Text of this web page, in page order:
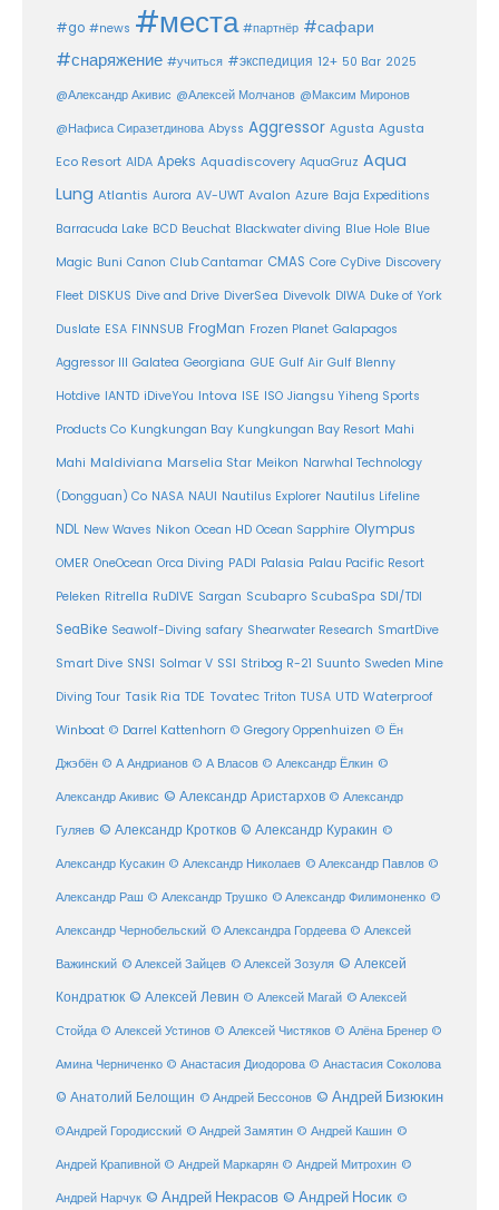
#go #news #места #партнёр #сафари
#снаряжение #учиться #экспедиция 12+ 50 Bar 2025
@Александр Акивис @Алексей Молчанов @Максим Миронов
@Нафиса Сиразетдинова Abyss Aggressor Agusta Agusta
Eco Resort AIDA Apeks Aquadiscovery AquaGruz Aqua
Lung Atlantis Aurora AV-UWT Avalon Azure Baja Expeditions
Barracuda Lake BCD Beuchat Blackwater diving Blue Hole Blue
Magic Buni Canon Club Cantamar CMAS Core CyDive Discovery
Fleet DISKUS Dive and Drive DiverSea Divevolk DIWA Duke of York
Duslate ESA FINNSUB FrogMan Frozen Planet Galapagos
Aggressor III Galatea Georgiana GUE Gulf Air Gulf Blenny
Hotdive IANTD iDiveYou Intova ISE ISO Jiangsu Yiheng Sports
Products Co Kungkungan Bay Kungkungan Bay Resort Mahi
Mahi Maldiviana Marselia Star Meikon Narwhal Technology
(Dongguan) Co NASA NAUI Nautilus Explorer Nautilus Lifeline
NDL New Waves Nikon Ocean HD Ocean Sapphire Olympus
OMER OneOcean Orca Diving PADI Palasia Palau Pacific Resort
Peleken Ritrella RuDIVE Sargan Scubapro ScubaSpa SDI/TDI
SeaBike Seawolf-Diving safary Shearwater Research SmartDive
Smart Dive SNSI Solmar V SSI Stribog R-21 Suunto Sweden Mine
Diving Tour Tasik Ria TDE Tovatec Triton TUSA UTD Waterproof
Winboat © Darrel Kattenhorn © Gregory Oppenhuizen © Ён
Джэбён © А Андрианов © А Власов © Александр Ёлкин ©
Александр Акивис © Александр Аристархов © Александр
Гуляев © Александр Кротков © Александр Куракин ©
Александр Кусакин © Александр Николаев © Александр Павлов ©
Александр Раш © Александр Трушко © Александр Филимоненко ©
Александр Чернобельский © Александра Гордеева © Алексей
Важинский © Алексей Зайцев © Алексей Зозуля © Алексей
Кондратюк © Алексей Левин © Алексей Магай © Алексей
Стойда © Алексей Устинов © Алексей Чистяков © Алёна Бренер ©
Амина Черниченко © Анастасия Диодорова © Анастасия Соколова
© Анатолий Белощин © Андрей Бессонов © Андрей Бизюкин
©Андрей Городисский © Андрей Замятин © Андрей Кашин ©
Андрей Крапивной © Андрей Маркарян © Андрей Митрохин ©
Андрей Нарчук © Андрей Некрасов © Андрей Носик ©